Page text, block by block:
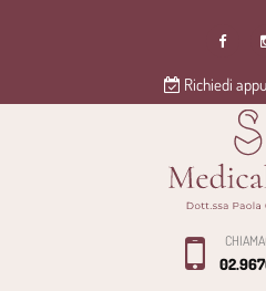
Richiedi